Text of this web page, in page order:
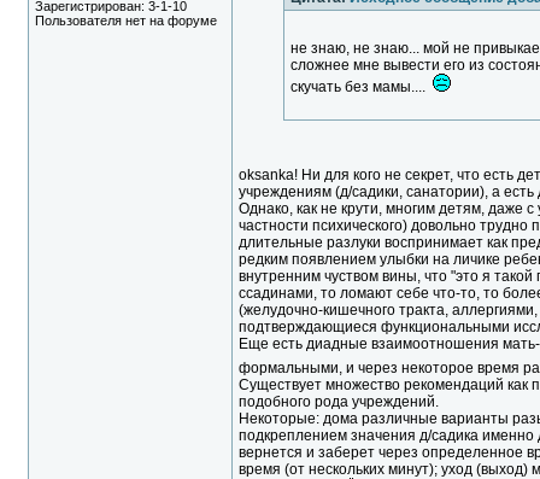
Зарегистрирован: 3-1-10
Пользователя нет на форуме
не знаю, не знаю... мой не
сложнее мне вывести его из
скучать без мамы....
oksanka! Ни для кого не секрет, что есть
учреждениям (д/садики, санатории), а есть
Однако, как не крути, многим детям, даже
частности психического) довольно трудно
длительные разлуки воспринимает как
редким появлением улыбки на личике
внутренним чуством вины, что "это я
ссадинами, то ломают себе что-то, то
(желудочно-кишечного тракта,
подтверждающиеся функциональными
Еще есть диадные взаимоотношения
формальными, и через некоторое время
Существует множество рекомендаций как
подобного рода учреждений.
Некоторые: дома различные варианты
подкреплением значения д/садика именно
вернется и заберет через определенное
время (от нескольких минут); уход